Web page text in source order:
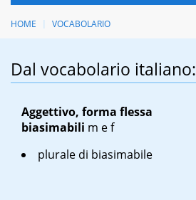
HOME VOCABOLARIO
Dal vocabolario italiano:
Aggettivo, forma flessa
biasimabili m ef
plurale di biasimabile